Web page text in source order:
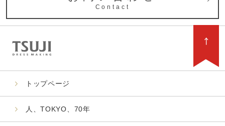
Contact
トップページ
人、TOKYO、70年